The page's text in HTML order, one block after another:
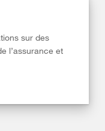
sur des
l’assurance et